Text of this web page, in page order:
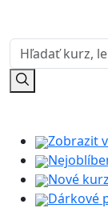
Zobrazit
Nové
Dárkové